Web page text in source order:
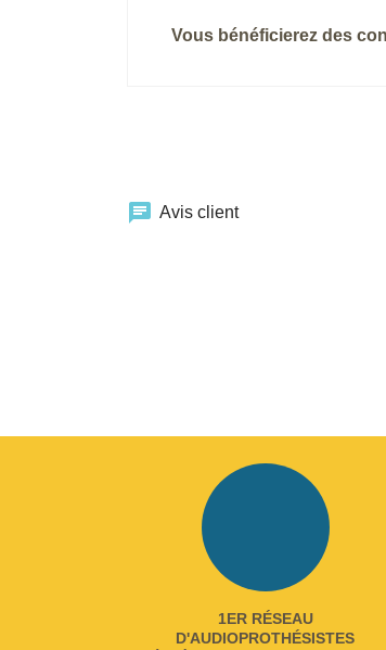
Vous bénéficierez des
chat Avis client
1ER RÉSEAU
D'AUDIOPROTHÉSISTES